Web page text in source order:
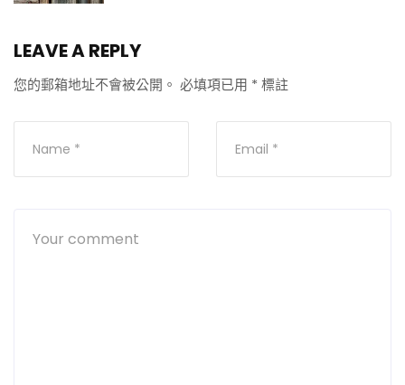
LEAVE A REPLY
您的郵箱地址不會被公開。 必填項已用 * 標註